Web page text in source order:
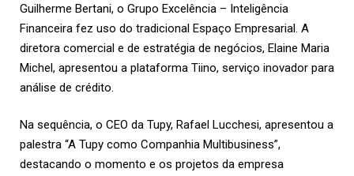
Guilherme Bertani, o Grupo Excelência – Inteligência
Financeira fez uso do tradicional Espaço Empresarial. A
diretora comercial e de estratégia de negócios, Elaine Maria
Michel, apresentou a plataforma Tiino, serviço inovador para
análise de crédito.
Na sequência, o CEO da Tupy, Rafael Lucchesi, apresentou a
palestra “A Tupy como Companhia Multibusiness”,
destacando o momento e os projetos da empresa